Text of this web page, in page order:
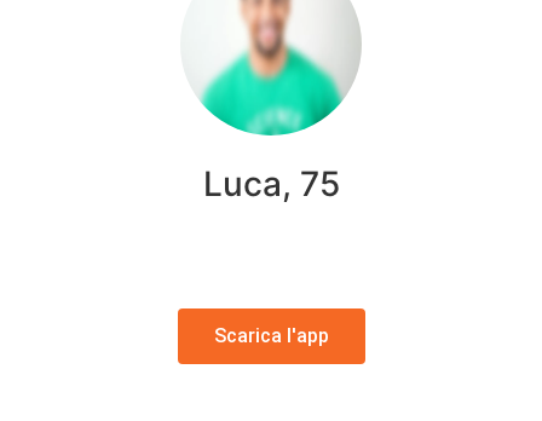
Luca, 75
Scarica l'app